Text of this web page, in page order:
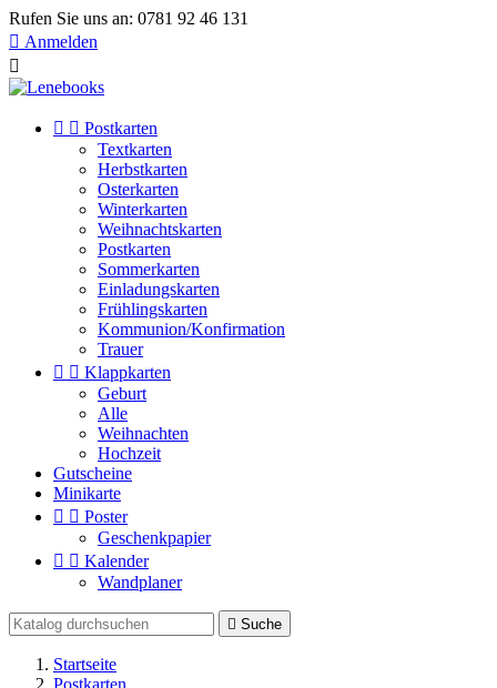
Rufen Sie uns an: 0781 92 46 131
 Anmelden

  Postkarten
Textkarten
Herbstkarten
Osterkarten
Winterkarten
Weihnachtskarten
Postkarten
Sommerkarten
Einladungskarten
Frühlingskarten
Kommunion/Konfirmation
Trauer
  Klappkarten
Geburt
Alle
Weihnachten
Hochzeit
Gutscheine
Minikarte
  Poster
Geschenkpapier
  Kalender
Wandplaner
 Suche
Startseite
Postkarten